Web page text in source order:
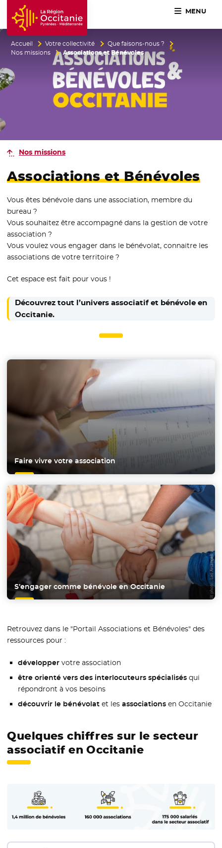
Accueil Région Occitanie / Pyrénées-Méditerranée
MENU
Accueil Votre collectivité
Que faisons-nous ?
Nos missions
Associations et Bénévoles
Nos missions
Associations et Bénévoles
Vous êtes bénévole dans une association, membre du
bureau ?
Vous souhaitez être accompagné dans la gestion de votre
association ?
Vous voulez vous engager dans le bénévolat, connaitre les
associations de votre territoire ?
Cet espace est fait pour vous !
Découvrez tout l’univers associatif et bénévole en
Occitanie.
Faire vivre votre association
S’engager comme bénévole en Occitanie
Retrouvez dans le "Portail Associations et Bénévoles" des
ressources pour :
développervotre association
être orienté vers des interlocuteurs spécialisésqui
répondront à vos besoins
découvrir le bénévolatet les associations en Occitanie
Quelques chiffres sur le secteur
associatif en Occitanie